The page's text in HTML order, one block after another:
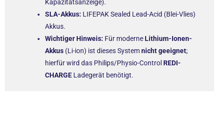
Kapazitätsanzeige).
SLA-Akkus: LIFEPAK Sealed Lead-Acid (Blei-Vlies)
Akkus.
Wichtiger Hinweis: Für moderneLithium-Ionen-
Akkus (Li-ion) ist dieses Systemnicht geeignet;
hierfür wird das Philips/Physio-Control REDI-
CHARGE Ladegerät benötigt.